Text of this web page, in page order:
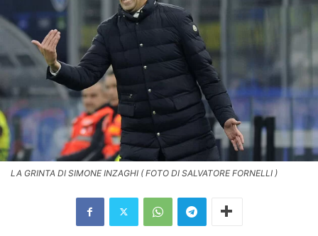
LA GRINTA DI SIMONE INZAGHI ( FOTO DI SALVATORE FORNELLI )